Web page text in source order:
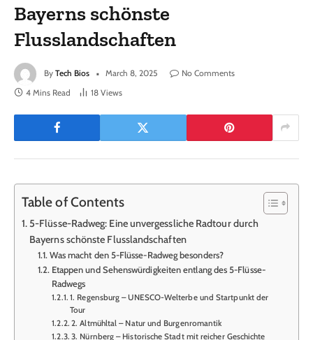
Bayerns schönste
Flusslandschaften
By Tech Bios March 8, 2025
No Comments
4 Mins Read
18 Views
Table of Contents
5-Flüsse-Radweg: Eine unvergessliche Radtour durch
Bayerns schönste Flusslandschaften
Was macht den 5-Flüsse-Radweg besonders?
Etappen und Sehenswürdigkeiten entlang des 5-Flüsse-
Radwegs
1. Regensburg – UNESCO-Welterbe und Startpunkt der
Tour
2. Altmühltal – Natur und Burgenromantik
3. Nürnberg – Historische Stadt mit reicher Geschichte